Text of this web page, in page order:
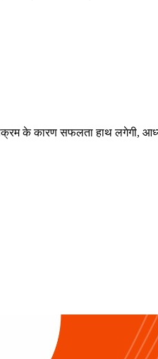
के कारण सफलता हाथ लगेगी,